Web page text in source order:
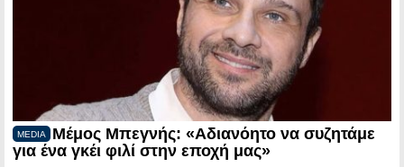
MEDIA
Μέμος Μπεγνής: «Αδιανόητο να συζητάμε
για ένα γκέι φιλί στην εποχή μας»